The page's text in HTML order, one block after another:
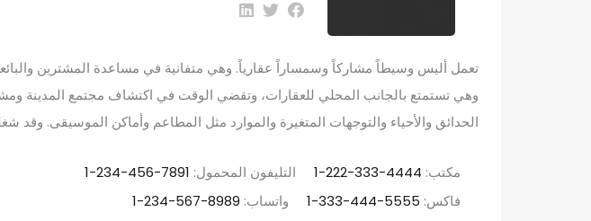
تعمل أليس وسيطاً مشاركاً وسمساراً عقارياً. وهي متفانية في مساعدة المشترين
وهي تستمتع بالجانب المحلي للعقارات، وتقضي الوقت في اكتشاف مجتمع المدينة
الحدائق والأحياء والتوجهات المتغيرة والموارد مثل المطاعم وأماكن الموسيقى.
مكتب: 1-222-333-4444 التليفون المحمول: 1-234-456-7891
فاكس: 1-333-444-5555 واتساب: 1-234-567-8989